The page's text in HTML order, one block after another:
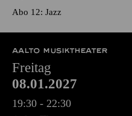
TICKETS
35,00€
Abo 12: Jazz
AALTO MUSIKTHEATER
Freitag